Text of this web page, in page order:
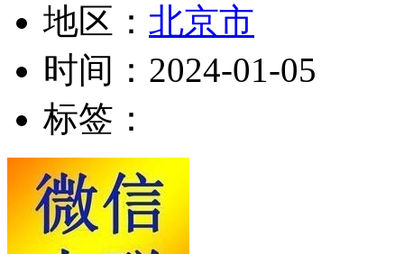
地区： 北京市
时间： 2024-01-05
标签：